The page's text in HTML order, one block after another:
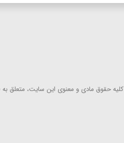
كلیه حقوق مادی و معنوی این سایت، متعلق به